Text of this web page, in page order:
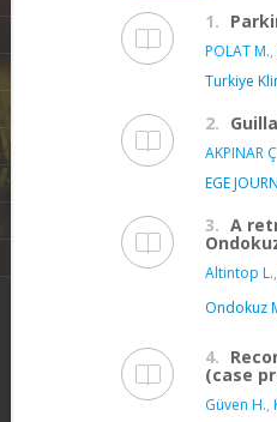
1.
POLAT M.,
Turkiye
2.
AKPINAR
EGE
3. A
Altintop L.,
Ondokuz
4.
(case
Güven H.,